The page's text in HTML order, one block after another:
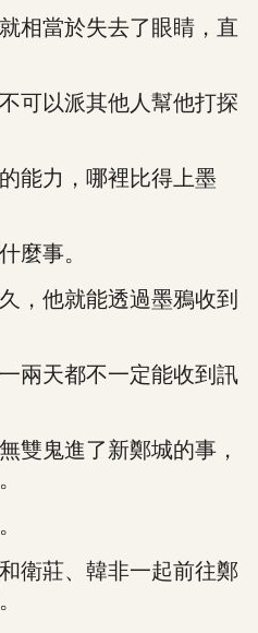
當於失去了眼睛，直
以派其他人幫他打探
力，哪裡比得上墨
事。
他就能透過墨鴉收到
天都不一定能收到訊
鬼進了新鄭城的事，
莊、韓非一起前往鄭